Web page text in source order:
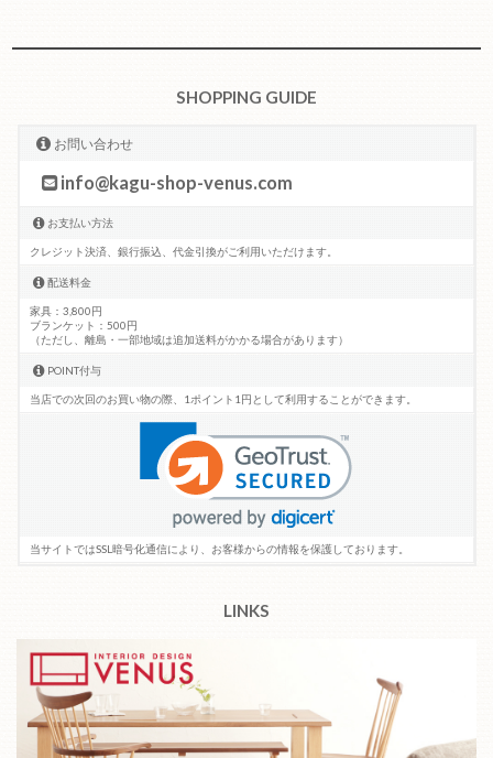
SHOPPING GUIDE
お問い合わせ
info@kagu-shop-venus.com
お支払い方法
クレジット決済、銀行振込、代金引換がご利用いただけます。
配送料金
家具：3,800円
ブランケット：500円
（ただし、離島・一部地域は追加送料がかかる場合があります）
POINT付与
当店での次回のお買い物の際、1ポイント1円として利用することができます。
当サイトではSSL暗号化通信により、お客様からの情報を保護しております。
LINKS